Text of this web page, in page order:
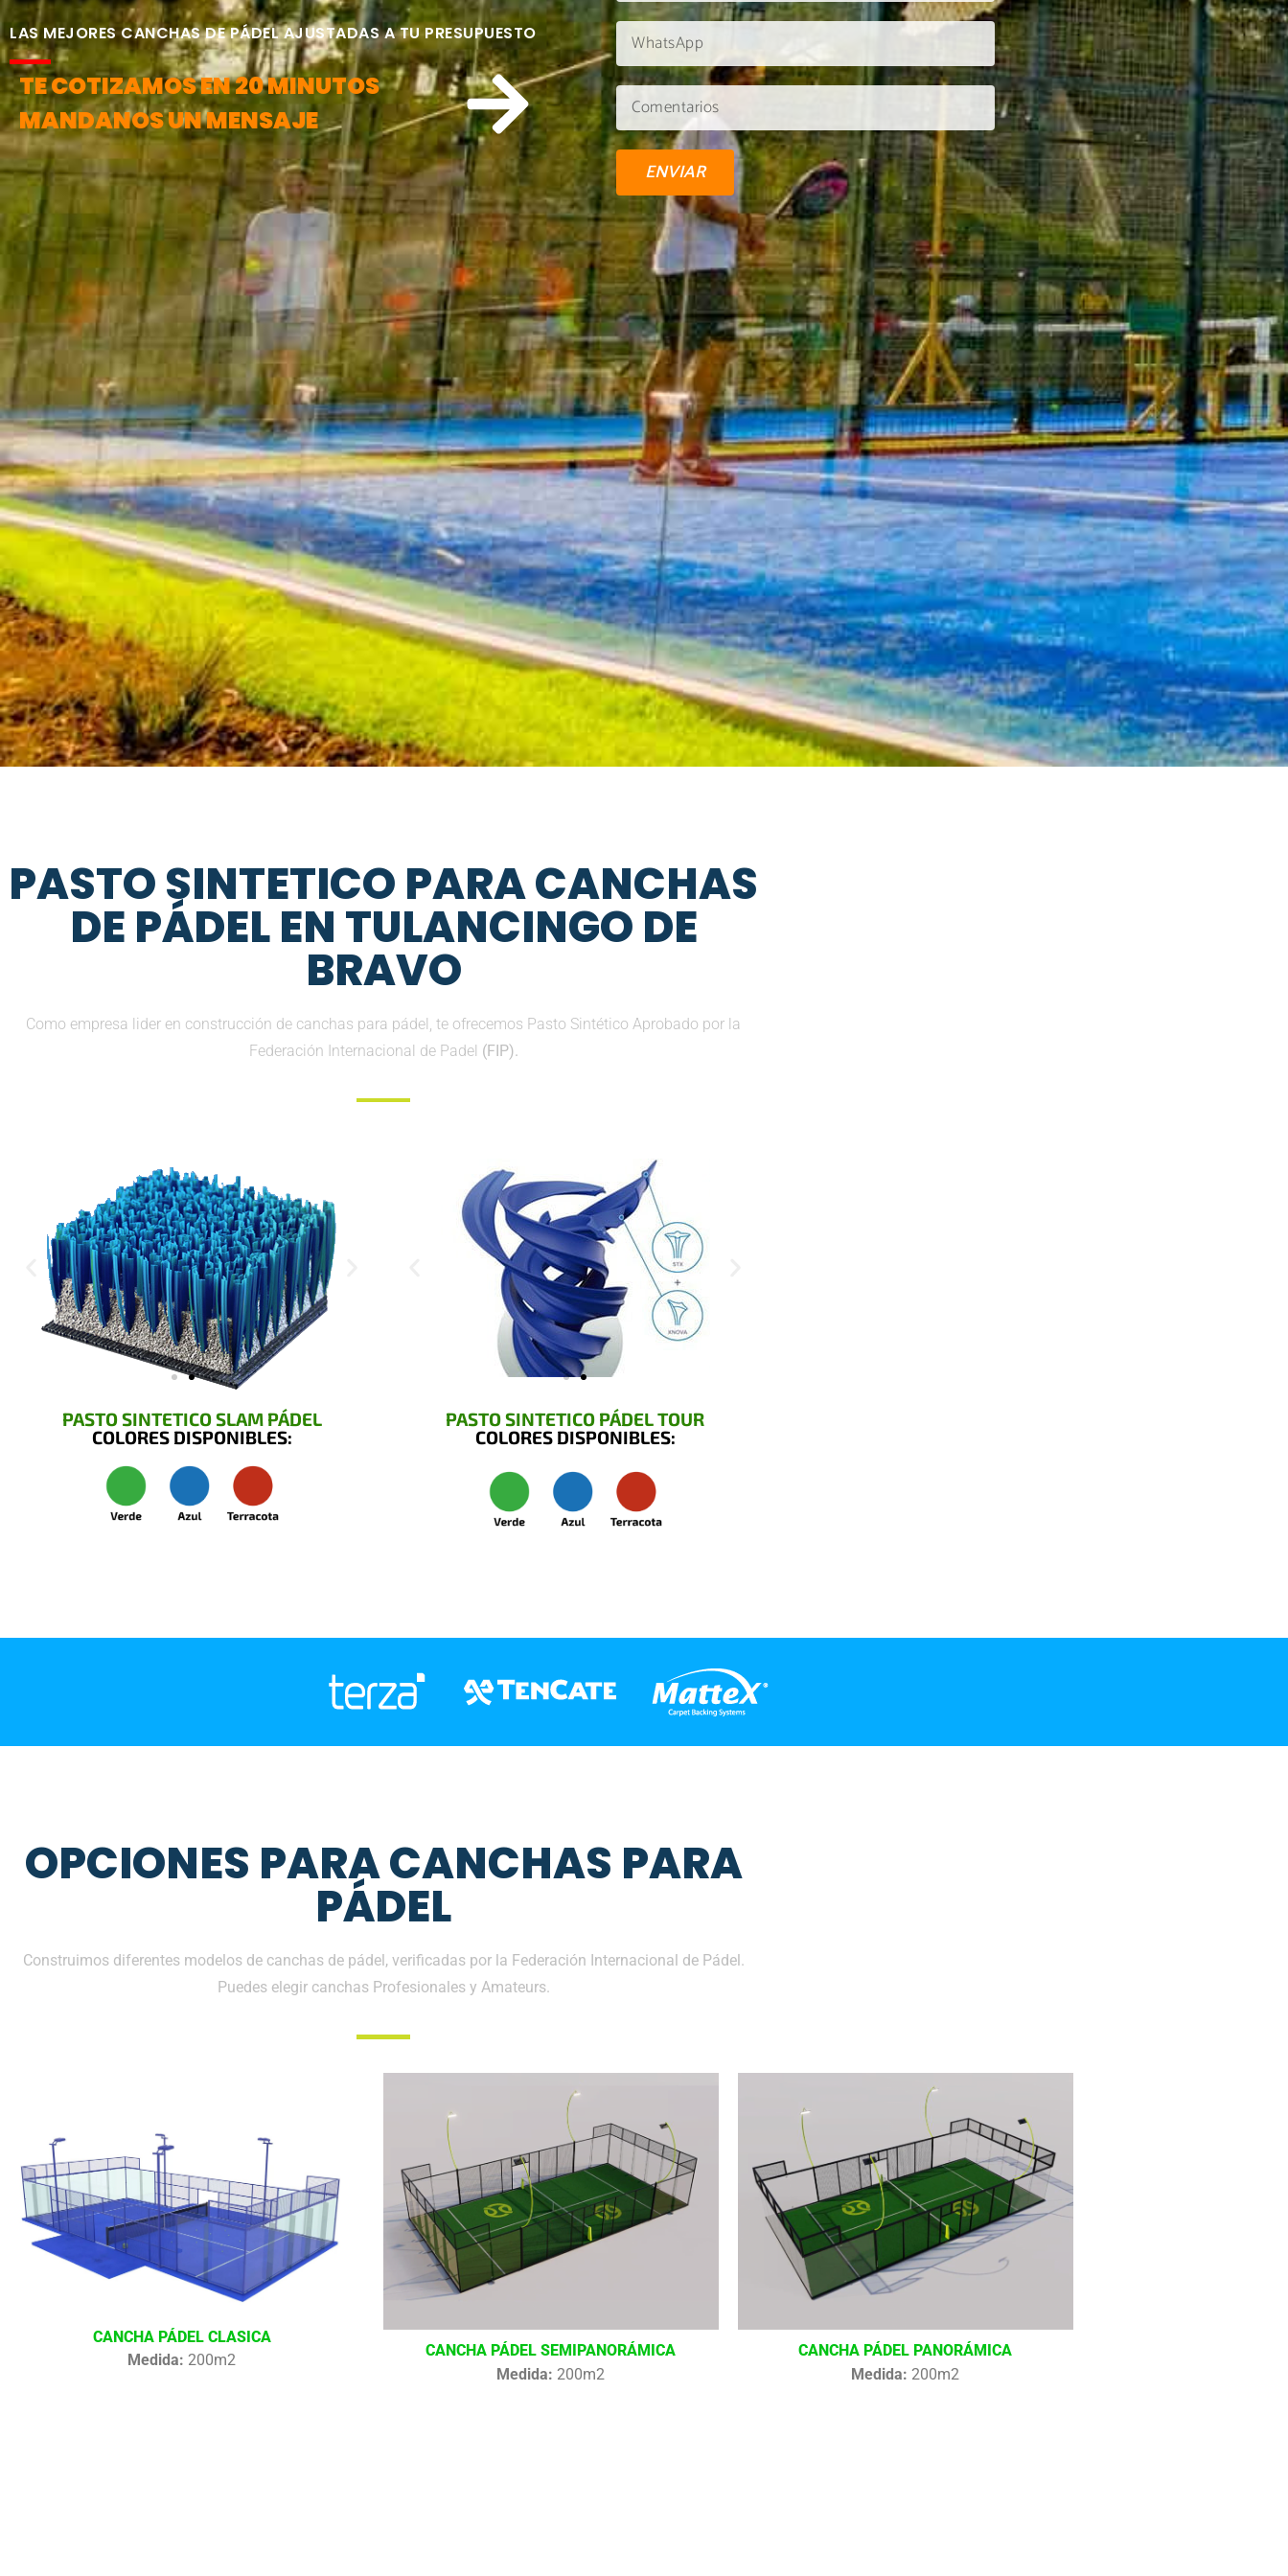
LAS MEJORES CANCHAS DE PÁDEL AJUSTADAS A TU PRESUPUESTO
TE COTIZAMOS EN 20 MINUTOS
MANDANOS UN MENSAJE
ENVIAR
PASTO SINTETICO PARA CANCHAS
DE PÁDEL EN TULANCINGO DE
BRAVO
Como empresa lider en construcción de canchas para pádel, te ofrecemos Pasto Sintético Aprobado por la
Federación Internacional de Padel (FIP).
PASTO SINTETICO SLAM PÁDEL
COLORES DISPONIBLES:
PASTO SINTETICO PÁDEL TOUR
COLORES DISPONIBLES:
OPCIONES PARA CANCHAS PARA
PÁDEL
Construimos diferentes modelos de canchas de pádel, verificadas por la Federación Internacional de Pádel.
Puedes elegir canchas Profesionales y Amateurs.
CANCHA PÁDEL CLASICA
Medida: 200m2
CANCHA PÁDEL SEMIPANORÁMICA
Medida: 200m2
CANCHA PÁDEL PANORÁMICA
Medida: 200m2